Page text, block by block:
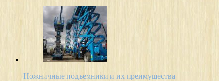
Ножничные подъемники и их преимущества